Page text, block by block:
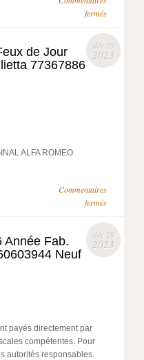
fermés
déc 29
2023
de Jour
77367886
ALFA ROMEO
Commentaires
fermés
déc 29
2023
Année Fab.
Neuf
payés directement par
compétentes. Pour
autorités responsables.